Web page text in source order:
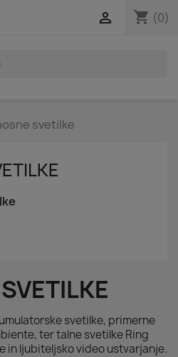
shopping_cart (0)

svetilke
svetilke, primerne
ter talne svetilke Ring
in ljubiteljsko video ustvarjanje.